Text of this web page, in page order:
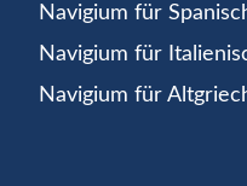
Navigium für
Navigium für
Navigium für